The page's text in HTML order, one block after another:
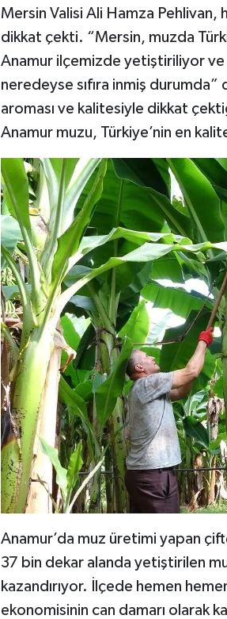
Mersin Valisi Ali Hamza
dikkat çekti. “Mersin, muzda
Anamur ilçemizde yetiştiriliyor
neredeyse sıfıra inmiş durumda”
aroması ve kalitesiyle dikkat
Anamur muzu, Türkiye’nin en
Anamur’da muz üretimi yapan
37 bin dekar alanda yetiştirilen
kazandırıyor. İlçede hemen
ekonomisinin can damarı olarak